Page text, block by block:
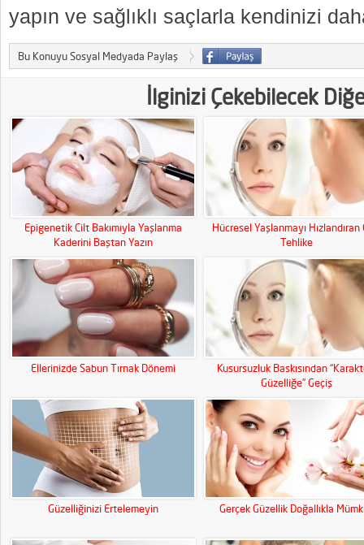
yapın ve sağlıklı saçlarla kendinizi
Bu Konuyu Sosyal Medyada Paylaş
İlginizi Çekebilecek
Epigenetik Cilt Bakımıyla Yaşlanma
Kaderini Baştan Yazın
Hücresel Yaşlanmayı Hızlandıran
Tehlike
Ellerinizde Sabun Tırnak Dönemi
Kusursuzluk Baskısından
Güzelliğe” Geçiş
Güzelliğinizi Ertelemeyin Gerçek Güzellik Doğallıkla